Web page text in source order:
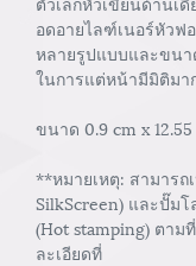
อดอายไลฑ์เนอร์หัว
หลายรูปแบบและขนา
ในการแต่หน้ามีมิติม
ขนาด 0.9 cm x
**หมายเหตุ: สามารถ
SilkScreen) และปั๊มโ
(Hot stamping) ตาม
ละเอียดที่